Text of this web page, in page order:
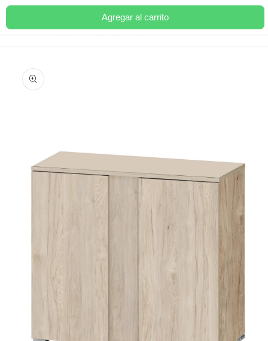
Ir
al contenido
a la
información
Agregar al carrito